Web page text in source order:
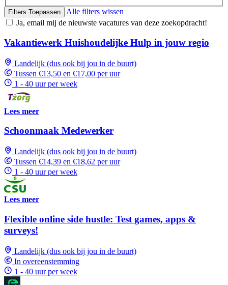
Filters Toepassen
Alle filters wissen
Ja, email mij de nieuwste vacatures van deze zoekopdracht!
Vakantiewerk Huishoudelijke Hulp in jouw regio
Landelijk (dus ook bij jou in de buurt)
Tussen €13,50 en €17,00 per uur
1 - 40 uur per week
Lees meer
Schoonmaak Medewerker
Landelijk (dus ook bij jou in de buurt)
Tussen €14,39 en €18,62 per uur
1 - 40 uur per week
Lees meer
Flexible online side hustle: Test games, apps &
surveys!
Landelijk (dus ook bij jou in de buurt)
In overeenstemming
1 - 40 uur per week